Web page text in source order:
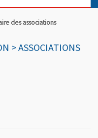
des associations
> ASSOCIATIONS